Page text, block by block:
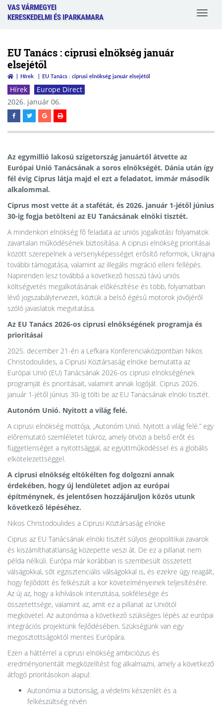
VAS VÁRMEGYEI
KERESKEDELMI ÉS IPARKAMARA
Toggle
EU Tanács : ciprusi elnökség január
elsejétől
Hírek EU Tanács : ciprusi elnökség január elsejétől
Hírek
Europe Direct
2026. január 06.
Az egymillió lakosú szigetország januártól átvette az
Európai Unió Tanácsának a soros elnökségét. Dánia után így
fél évig Ciprus látja majd el ezt a feladatot, immár második
alkalommal.
Ciprus most vette át a stafétát, és 2026. január 1-jétől június
30-ig fogja betölteni az EU Tanácsának elnöki tisztét.
A mindenkori elnökség fő feladata az uniós jogalkotási folyamatok
zavartalan működésének biztosítása. A ciprusi elnökség prioritásai
között szerepelnek a versenyképességet erősítő reformok, Ukrajna
további támogatása, valamint az illegális migráció elleni fellépés.
Napirenden lesz továbbá a következő hosszú távú uniós
költségvetés megalkotásának előkészítése és több, folyamatban
lévő jogszabálytervezet, köztük a belső égésű motorok jövőjéről
szóló javaslatok megvitatása.
Az EU Tanács 2026-os ciprusi elnökségének programja és
prioritásai
2025. december 21-én a Lefkara Konferenciaközpontban Nikos
Christodoulides, a Ciprusi Köztársaság elnöke bemutatta az
Európai Unió (EU) Tanácsának 2026-os ciprusi elnökségének
programját és prioritásait, valamint annak logóját. Ciprus 2026.
január 1-jétől június 30-ig tölti be az EU Tanácsának elnöki tisztét.
Autonóm Unió. Nyitott a világ felé.
A ciprusi elnökség mottója, „Autonóm Unió. Nyitott a világ felé.” egy
előremutató szemléletet tükröz, amely ötvözi a belső erőt és
függetlenséget a nyitottsággal, az együttműködéssel és a globális
elkötelezettséggel.
A ciprusi elnökség eltökélten fog dolgozni annak
érdekében, hogy új lendületet adjon az európai
építménynek, és jelentősen hozzájáruljon közös utunk
következő lépéséhez.
Nikos Christodoulides a Ciprusi Köztársaság elnöke
Ciprus az EU Tanácsának elnöki tisztét súlyos geopolitikai zavarok
és kiszámíthatatlanság közepette veszi át. De ez a pillanat nem
példa nélküli. Európa már korábban is szembesült összetett
válságokkal, sőt egzisztenciális válságokkal is, és ezekre úgy reagált,
hogy fejlődött és felkészült a kor követelményeinek teljesítésére.
Az új az, hogy a kihívások intenzitása, sokfélesége és
összetettsége, valamint az, amit ez a pillanat az Uniótól
megkövetel. Az autonómia a következő szükséges lépés az európai
integrációs projektünk fejlődésében. Szükségünk van egy
megosztottságoktól mentes Európára.
Ezen a háttérrel a ciprusi elnökség ambiciózus és
eredményorientált megközelítést fog alkalmazni, amely a következő
átfogó prioritásokon alapul:
Autonómia a biztonság, a védelmi készenlét és a
felkészültség révén